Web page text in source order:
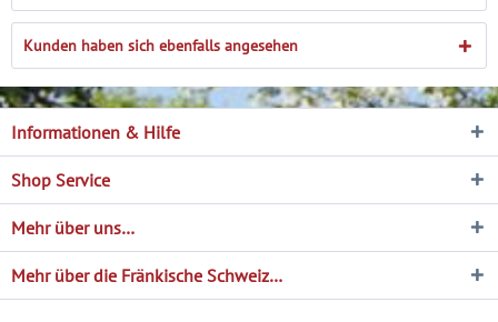
Kunden haben sich ebenfalls angesehen
Informationen & Hilfe
Shop Service
Mehr über uns…
Mehr über die Fränkische Schweiz…